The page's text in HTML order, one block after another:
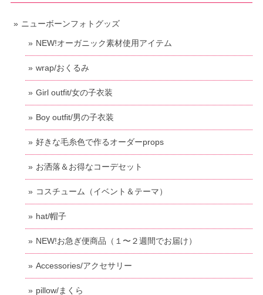
ニューボーンフォトグッズ
NEW!オーガニック素材使用アイテム
wrap/おくるみ
Girl outfit/女の子衣装
Boy outfit/男の子衣装
好きな毛糸色で作るオーダーprops
お洒落＆お得なコーデセット
コスチューム（イベント＆テーマ）
hat/帽子
NEW!お急ぎ便商品（１〜２週間でお届け）
Accessories/アクセサリー
pillow/まくら